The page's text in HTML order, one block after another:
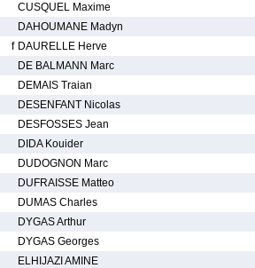
CUSQUEL Maxime
DAHOUMANE Madyn
f DAURELLE Herve
DE BALMANN Marc
DEMAIS Traian
DESENFANT Nicolas
DESFOSSES Jean
DIDA Kouider
DUDOGNON Marc
DUFRAISSE Matteo
DUMAS Charles
DYGAS Arthur
DYGAS Georges
ELHIJAZI AMINE